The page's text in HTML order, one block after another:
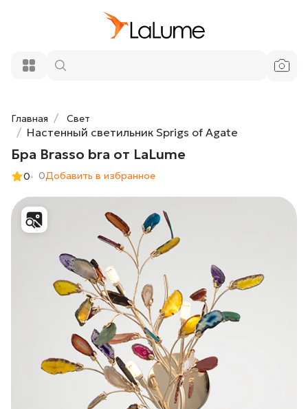
Главная Свет
Настенный светильник Sprigs of Agate
Бра Brasso bra от LaLume
0 0Добавить в избранное
Бра Brasso bra от LaLume